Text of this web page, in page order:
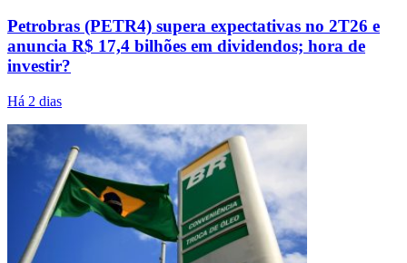
Petrobras (PETR4) supera expectativas no 2T26 e
anuncia R$ 17,4 bilhões em dividendos; hora de
investir?
Há 2 dias